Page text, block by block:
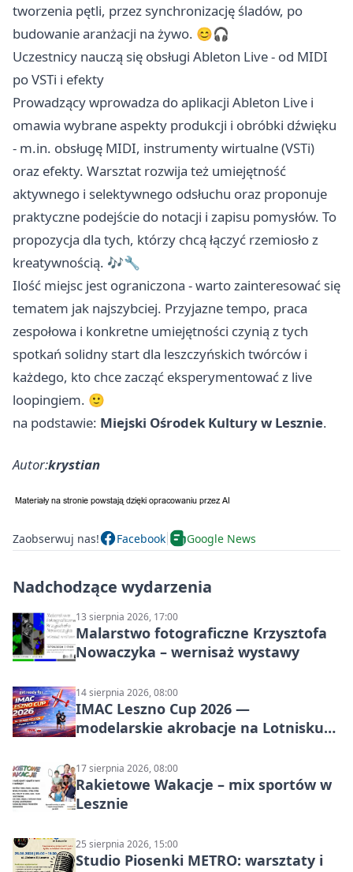
tworzenia pętli, przez synchronizację śladów, po
budowanie aranżacji na żywo. 😊🎧
Uczestnicy nauczą się obsługi Ableton Live - od MIDI
po VSTi i efekty
Prowadzący wprowadza do aplikacji Ableton Live i
omawia wybrane aspekty produkcji i obróbki dźwięku
- m.in. obsługę MIDI, instrumenty wirtualne (VSTi)
oraz efekty. Warsztat rozwija też umiejętność
aktywnego i selektywnego odsłuchu oraz proponuje
praktyczne podejście do notacji i zapisu pomysłów. To
propozycja dla tych, którzy chcą łączyć rzemiosło z
kreatywnością. 🎶🔧
Ilość miejsc jest ograniczona - warto zainteresować się
tematem jak najszybciej. Przyjazne tempo, praca
zespołowa i konkretne umiejętności czynią z tych
spotkań solidny start dla leszczyńskich twórców i
każdego, kto chce zacząć eksperymentować z live
loopingiem. 🙂
na podstawie: Miejski Ośrodek Kultury w Lesznie.
Autor:krystian
Zaobserwuj nas! Facebook Google News
Nadchodzące wydarzenia
13 sierpnia 2026, 17:00
Malarstwo fotograficzne Krzysztofa
Nowaczyka – wernisaż wystawy
14 sierpnia 2026, 08:00
IMAC Leszno Cup 2026 —
modelarskie akrobacje na Lotnisku
17 sierpnia 2026, 08:00
Rakietowe Wakacje – mix sportów w
Lesznie
25 sierpnia 2026, 15:00
Studio Piosenki METRO: warsztaty i